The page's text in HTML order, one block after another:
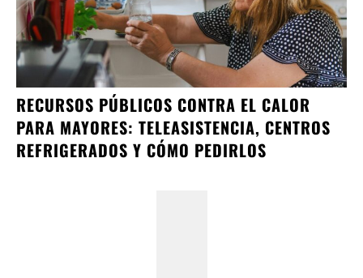
RECURSOS PÚBLICOS CONTRA EL CALOR
PARA MAYORES: TELEASISTENCIA, CENTROS
REFRIGERADOS Y CÓMO PEDIRLOS